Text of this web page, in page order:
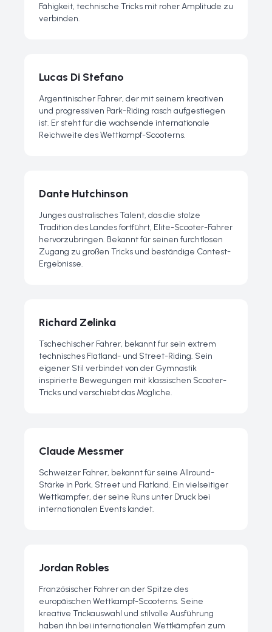
Fähigkeit, technische Tricks mit roher Amplitude zu
verbinden.
Lucas Di Stefano
Argentinischer Fahrer, der mit seinem kreativen
und progressiven Park-Riding rasch aufgestiegen
ist. Er steht für die wachsende internationale
Reichweite des Wettkampf-Scooterns.
Dante Hutchinson
Junges australisches Talent, das die stolze
Tradition des Landes fortführt, Elite-Scooter-Fahrer
hervorzubringen. Bekannt für seinen furchtlosen
Zugang zu großen Tricks und beständige Contest-
Ergebnisse.
Richard Zelinka
Tschechischer Fahrer, bekannt für sein extrem
technisches Flatland- und Street-Riding. Sein
eigener Stil verbindet von der Gymnastik
inspirierte Bewegungen mit klassischen Scooter-
Tricks und verschiebt das Mögliche.
Claude Messmer
Schweizer Fahrer, bekannt für seine Allround-
Stärke in Park, Street und Flatland. Ein vielseitiger
Wettkämpfer, der seine Runs unter Druck bei
internationalen Events landet.
Jordan Robles
Französischer Fahrer an der Spitze des
europäischen Wettkampf-Scooterns. Seine
kreative Trickauswahl und stilvolle Ausführung
haben ihn bei internationalen Wettkämpfen zum